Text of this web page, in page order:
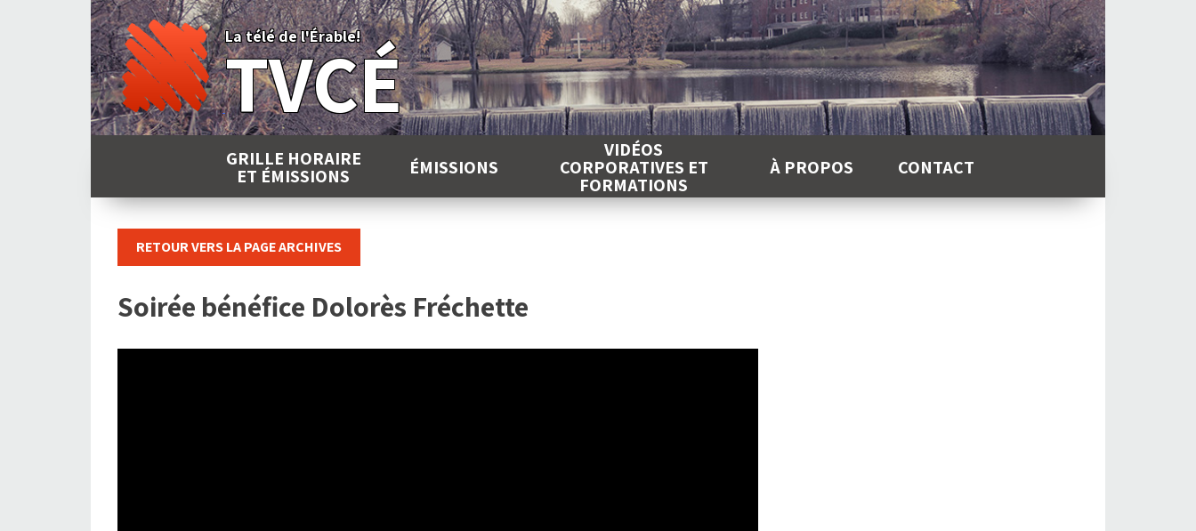
La télé de l'Érable!
TVCÉ
GRILLE HORAIRE
ET ÉMISSIONS ÉMISSIONS
VIDÉOS
CORPORATIVES ET
FORMATIONS
À PROPOS CONTACT
RETOUR VERS LA PAGE ARCHIVES
Soirée bénéfice Dolorès Fréchette